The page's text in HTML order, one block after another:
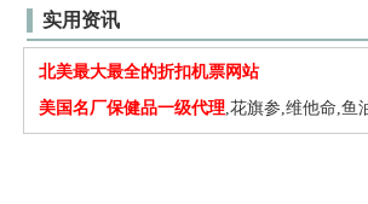
实用资讯
北美最大最全的折扣机票网站
美国名厂保健品一级代理,花旗参,维他命,鱼